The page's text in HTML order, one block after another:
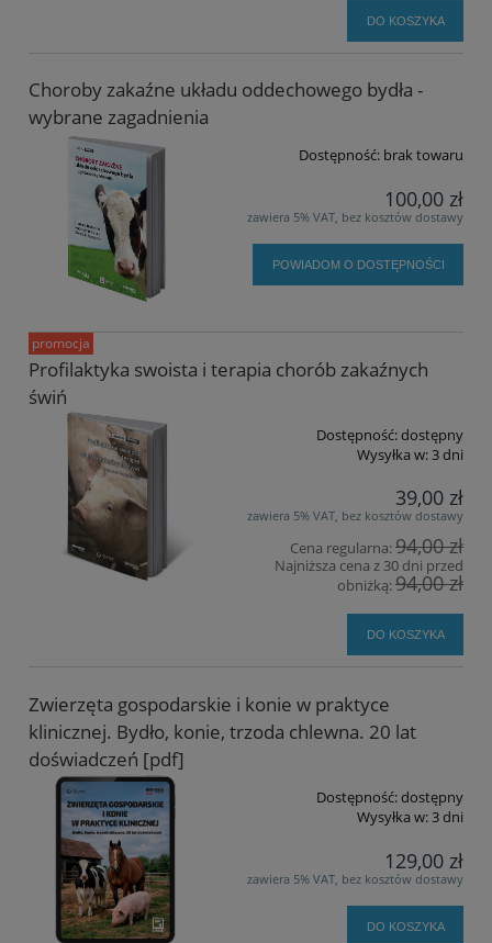
DO KOSZYKA
Choroby zakaźne układu oddechowego bydła -
wybrane zagadnienia
Dostępność: brak towaru
100,00 zł
zawiera 5% VAT, bez kosztów dostawy
POWIADOM O DOSTĘPNOŚCI
Profilaktyka swoista i terapia chorób zakaźnych
świń
Dostępność:dostępny
Wysyłka w:3 dni
39,00 zł
zawiera 5% VAT, bez kosztów dostawy
Cena regularna:94,00 zł
Najniższa cena z 30 dni przed
obniżką:94,00 zł
DO KOSZYKA
promocja
Zwierzęta gospodarskie i konie w praktyce
klinicznej. Bydło, konie, trzoda chlewna. 20 lat
doświadczeń [pdf]
Dostępność:dostępny
Wysyłka w:3 dni
129,00 zł
zawiera 5% VAT, bez kosztów dostawy
DO KOSZYKA